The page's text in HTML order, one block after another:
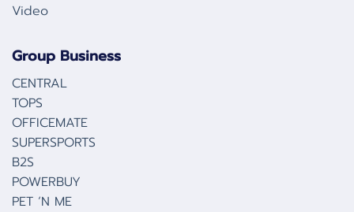
Video
Group Business
CENTRAL
TOPS
OFFICEMATE
SUPERSPORTS
B2S
POWERBUY
PET ‘N ME